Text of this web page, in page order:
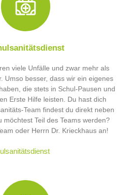
viele Unfälle und zwar mehr als
Umso besser, dass wir ein eigenes
die stets in Schul-Pausen und
Erste Hilfe leisten. Du hast dich
Team findest du direkt neben
möchtest Teil des Teams werden?
oder Herrn Dr. Krieckhaus an!